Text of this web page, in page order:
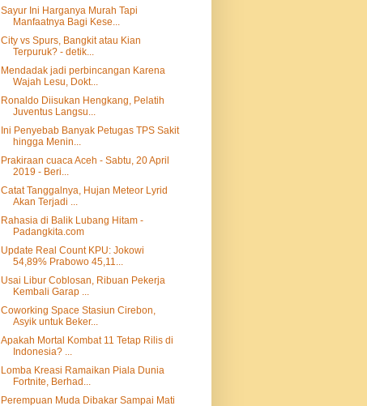
Sayur Ini Harganya Murah Tapi
Manfaatnya Bagi Kese...
City vs Spurs, Bangkit atau Kian
Terpuruk? - detik...
Mendadak jadi perbincangan Karena
Wajah Lesu, Dokt...
Ronaldo Diisukan Hengkang, Pelatih
Juventus Langsu...
Ini Penyebab Banyak Petugas TPS Sakit
hingga Menin...
Prakiraan cuaca Aceh - Sabtu, 20 April
2019 - Beri...
Catat Tanggalnya, Hujan Meteor Lyrid
Akan Terjadi ...
Rahasia di Balik Lubang Hitam -
Padangkita.com
Update Real Count KPU: Jokowi
54,89% Prabowo 45,11...
Usai Libur Coblosan, Ribuan Pekerja
Kembali Garap ...
Coworking Space Stasiun Cirebon,
Asyik untuk Beker...
Apakah Mortal Kombat 11 Tetap Rilis di
Indonesia? ...
Lomba Kreasi Ramaikan Piala Dunia
Fortnite, Berhad...
Perempuan Muda Dibakar Sampai Mati